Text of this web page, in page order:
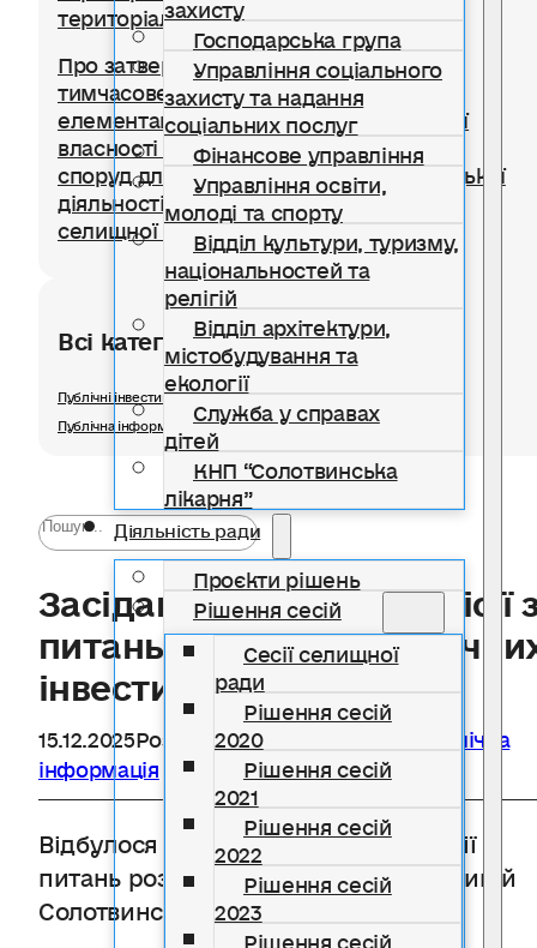
Господарська група
Управління соціального
захисту та надання
соціальних послуг
Фінансове управління
Управління освіти,
молоді та спорту
Відділ культури, туризму,
національностей та
релігій
Відділ архітектури,
містобудування та
екології
Служба у справах
дітей
КНП “Солотвинська
лікарня”
Діяльність ради
Проєкти рішень
Рішення сесій
Сесії селищної
ради
Рішення сесій
2020
Рішення сесій
2021
Рішення сесій
2022
Рішення сесій
2023
Рішення сесій
територіальної громади
Про затвердження Положення про
тимчасове користування окремими
елементами благоустрою комунальної
власності для розміщення тимчасових
споруд для провадження підприємницької
діяльності на території Солотвинської
селищної територіальної громади
Всі категорії розділу
Публічні інвестиції
Публічна інформація
Засідання місцевої комісії
питань розподілу
інвестицій
15.12.2025Розділ Публічні інвестиції Публічна
інформація
Відбулося засідання місцевої комісії з
питань розподілу публічних інвестицій
Солотвинської громади.